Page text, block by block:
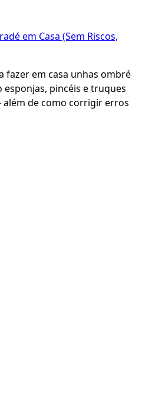
em Casa (Sem Riscos,
fazer em casa unhas ombré
pincéis e truques
de como corrigir erros